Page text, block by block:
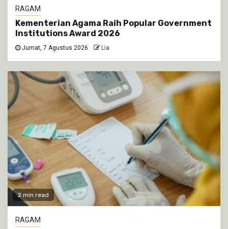
RAGAM
Kementerian Agama Raih Popular Government
Institutions Award 2026
Jumat, 7 Agustus 2026 Lia
2 min read
RAGAM